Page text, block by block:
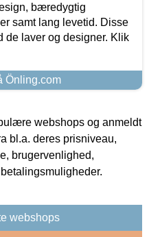
bæredygtig
samt lang levetid. Disse
de laver og designer. Klik
Önling.com
webshops og anmeldt
bl.a. deres prisniveau,
brugervenlighed,
webshops